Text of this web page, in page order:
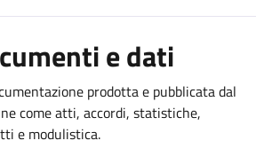
e dati
prodotta e pubblicata dal
come atti, accordi, statistiche,
e modulistica.